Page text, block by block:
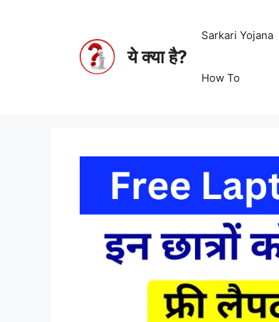
ये क्या है?
Sarkari Yojana
How To